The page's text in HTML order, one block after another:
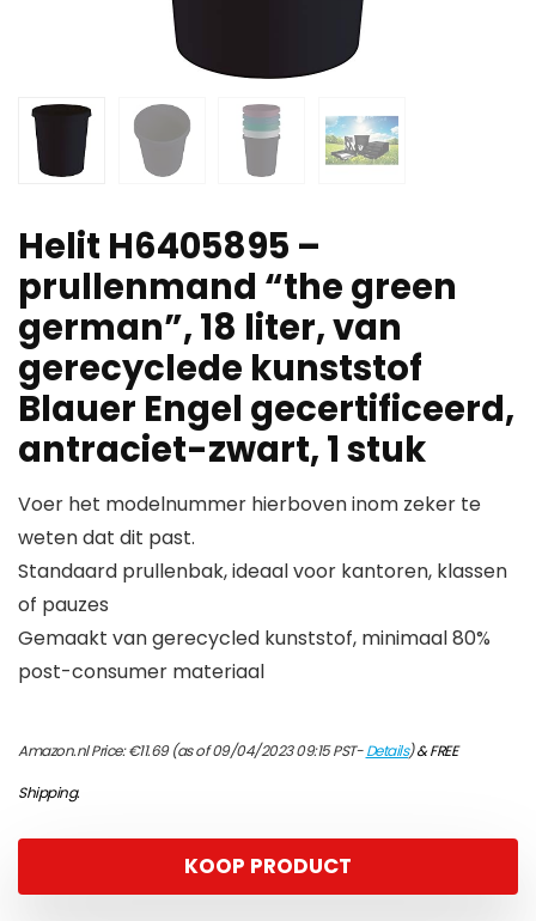
Helit H6405895 –
prullenmand “the green
german”, 18 liter, van
gerecyclede kunststof
Blauer Engel gecertificeerd,
antraciet-zwart, 1 stuk
Voer het modelnummer hierboven inom zeker te
weten dat dit past.
Standaard prullenbak, ideaal voor kantoren, klassen
of pauzes
Gemaakt van gerecycled kunststof, minimaal 80%
post-consumer materiaal
Amazon.nl Price:€11.69(as of 09/04/2023 09:15 PST-Details)&FREE
Shipping.
KOOP PRODUCT